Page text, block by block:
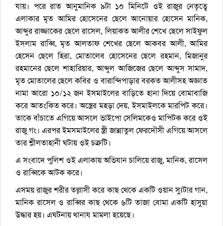
যায়। পরে রাত আনুমানিক ৯টা ১০ মিনিটে ওই রাজুর নেতৃত্বে
এলাকার মৃত আমির হোসেনের ছেলে আনোয়ার হোসেন মানিক,
আব্দুর রাজ্জাকের ছেলে রাসেল, লিয়াকত আলীর শেখে ছেলে সাইফুল
ইসলাম রাব্বি, মৃত আলতাফ শেখের ছেলে আকবর আলী, আমির
হেসেন ছেলে হিরা, মোতালেব হোসেনের ছেলে রহমান, মিজানুর
রহমানের ছেলে শাহারিয়ার, আব্দুল আজিজের ছেলে আব্দুস সামাদ,
মৃত মোতালের ছেলে কবির ও বারান্দিপাড়ার বরকত আলীসহ অজ্ঞাত
নামা আরো ১০/১২ জন ইসমাইলের বাড়িতে হানা দিয়ে বোমাবাজি
করে আতংকিত করে। অস্ত্রের মহড়া দেয়, ইসমাইলকে মারপিট করে।
তাকে বাঁচাতে এগিয়ে আসলে ভাইপো সেলিমকেও মাপিটক করে ওই
রাজু গং। এরপর ইমসমাইলের স্ত্রী জান্নাতুল ফেরদৌসী এগিয়ে আসলে
তার শ্লীলতাহানী ঘটায় ওই চক্রটি।
এ সংবাদে পুলিশ ওই এলাকায় অভিযান চালিয়ে রাজু, মানিক, রাসেল
ও রাব্বিকে আটক করে।
এসময় রাজুর শরীর তল্লাসী করে কাছ থেকে একটি ওয়ান স্যুটার গান,
মানিক রাসেল ও রাব্বির কাছ থেকে ৬টি তাজা বোমা একটি হাসুয়া
উদ্ধার হয়। এঘটনায় থানায মামলা হয়েছে।